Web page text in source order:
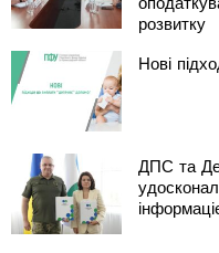
розвитку
Нові
ДПС та